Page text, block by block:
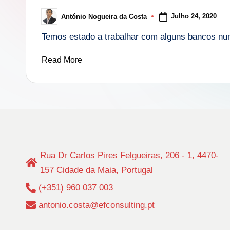
.
Posted
by
António Nogueira da Costa Julho 24, 2020
Temos estado a trabalhar com alguns bancos
Read More
Rua Dr Carlos Pires Felgueiras, 206 - 1, 4470-
157 Cidade da Maia, Portugal
(+351) 960 037 003
antonio.costa@efconsulting.pt